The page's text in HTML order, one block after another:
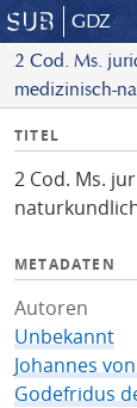
GDZ
2 Cod. Ms.
medizinisch-
I
f
o
TITEL
2 Cod. Ms.
METADATEN
Autoren
Unbekannt
Johannes
Godefridus